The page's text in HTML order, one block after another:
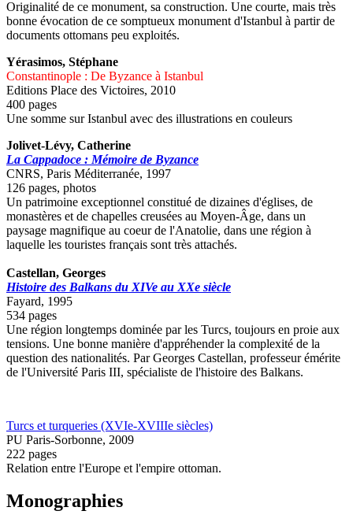
Originalité de ce monument, sa construction. Une courte, mais très
bonne évocation de ce somptueux monument d'Istanbul à partir de
documents ottomans peu exploités.
Yérasimos, Stéphane
Constantinople : De Byzance à Istanbul
Editions Place des Victoires, 2010
400 pages
Une somme sur Istanbul avec des illustrations en couleurs
Jolivet-Lévy, Catherine
La Cappadoce : Mémoire de Byzance
CNRS, Paris Méditerranée, 1997
126 pages, photos
Un patrimoine exceptionnel constitué de dizaines d'églises, de
monastères et de chapelles creusées au Moyen-Âge, dans un
paysage magnifique au coeur de l'Anatolie, dans une région à
laquelle les touristes français sont très attachés.
Castellan, Georges
Histoire des Balkans du XIVe au XXe siècle
Fayard, 1995
534 pages
Une région longtemps dominée par les Turcs, toujours en proie aux
tensions. Une bonne manière d'appréhender la complexité de la
question des nationalités. Par Georges Castellan, professeur émérite
de l'Université Paris III, spécialiste de l'histoire des Balkans.
Turcs et turqueries (XVIe-XVIIIe siècles)
PU Paris-Sorbonne, 2009
222 pages
Relation entre l'Europe et l'empire ottoman.
Monographies